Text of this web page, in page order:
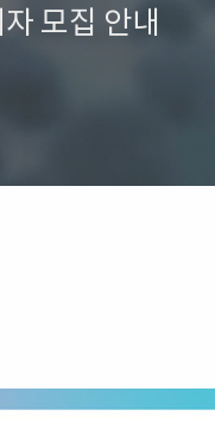
모집 안내